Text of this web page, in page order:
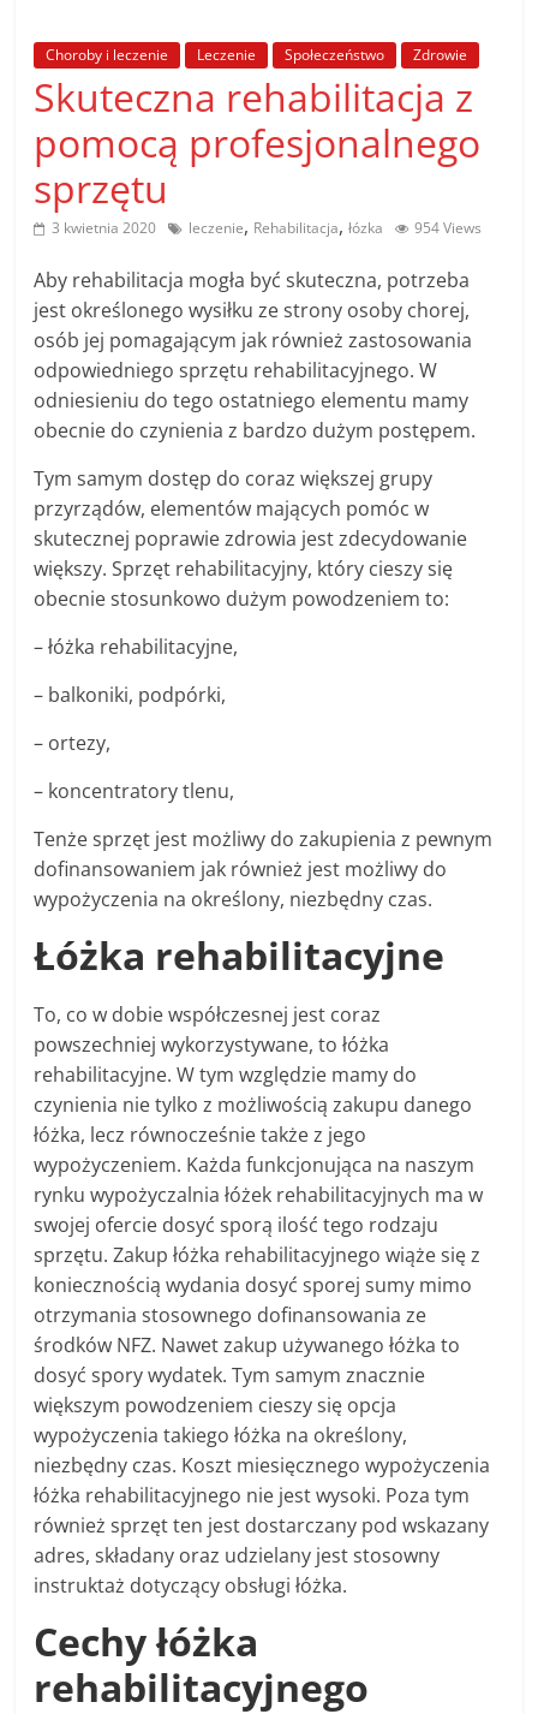
poradniki
na
każdy
temat
Choroby i leczenie Leczenie Społeczeństwo Zdrowie
Skuteczna rehabilitacja z
pomocą profesjonalnego
sprzętu
3 kwietnia 2020 leczenie, Rehabilitacja,łózka 954 Views
Aby rehabilitacja mogła być skuteczna, potrzeba
jest określonego wysiłku ze strony osoby chorej,
osób jej pomagającym jak również zastosowania
odpowiedniego sprzętu rehabilitacyjnego. W
odniesieniu do tego ostatniego elementu mamy
obecnie do czynienia z bardzo dużym postępem.
Tym samym dostęp do coraz większej grupy
przyrządów, elementów mających pomóc w
skutecznej poprawie zdrowia jest zdecydowanie
większy. Sprzęt rehabilitacyjny, który cieszy się
obecnie stosunkowo dużym powodzeniem to:
– łóżka rehabilitacyjne,
– balkoniki, podpórki,
– ortezy,
– koncentratory tlenu,
Tenże sprzęt jest możliwy do zakupienia z pewnym
dofinansowaniem jak również jest możliwy do
wypożyczenia na określony, niezbędny czas.
Łóżka rehabilitacyjne
To, co w dobie współczesnej jest coraz
powszechniej wykorzystywane, to łóżka
rehabilitacyjne. W tym względzie mamy do
czynienia nie tylko z możliwością zakupu danego
łóżka, lecz równocześnie także z jego
wypożyczeniem. Każda funkcjonująca na naszym
rynku wypożyczalnia łóżek rehabilitacyjnych ma w
swojej ofercie dosyć sporą ilość tego rodzaju
sprzętu. Zakup łóżka rehabilitacyjnego wiąże się z
koniecznością wydania dosyć sporej sumy mimo
otrzymania stosownego dofinansowania ze
środków NFZ. Nawet zakup używanego łóżka to
dosyć spory wydatek. Tym samym znacznie
większym powodzeniem cieszy się opcja
wypożyczenia takiego łóżka na określony,
niezbędny czas. Koszt miesięcznego wypożyczenia
łóżka rehabilitacyjnego nie jest wysoki. Poza tym
również sprzęt ten jest dostarczany pod wskazany
adres, składany oraz udzielany jest stosowny
instruktaż dotyczący obsługi łóżka.
Cechy łóżka
rehabilitacyjnego